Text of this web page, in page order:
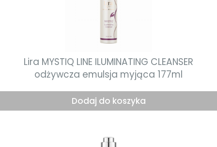
Lira MYSTIQ LINE ILUMINATING CLEANSER
odżywcza emulsja myjąca 177ml
Dodaj do koszyka